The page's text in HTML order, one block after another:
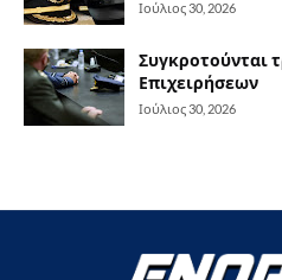
Ιούλιος 30, 2026
Συγκροτούνται
Επιχειρήσεων
Ιούλιος 30, 2026